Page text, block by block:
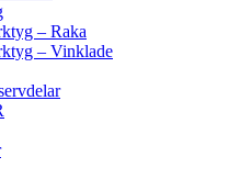
– Raka
– Vinklade